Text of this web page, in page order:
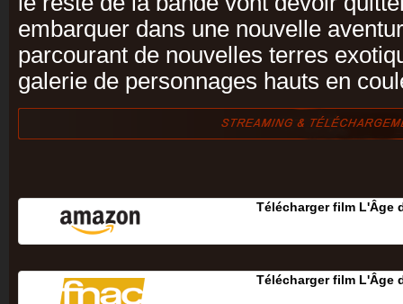
embarquer dans une nouvelle
parcourant de nouvelles terres
galerie de personnages hauts en
Télécharger film L'Âge
Télécharger film L'Âge